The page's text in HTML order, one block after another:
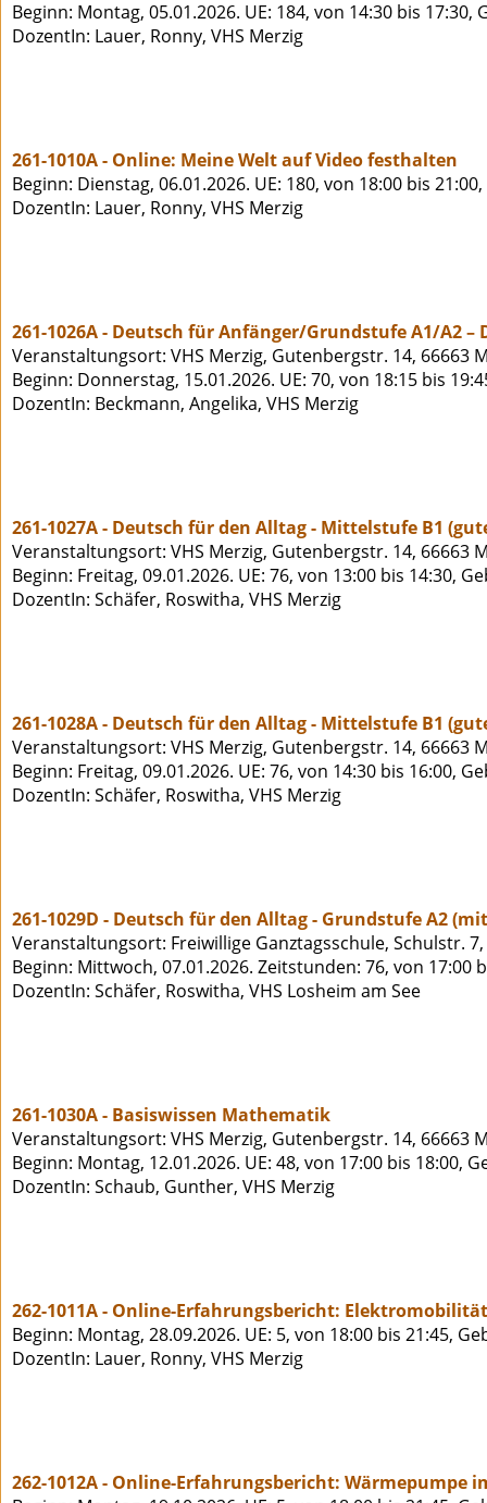
Beginn: Montag, 05.01.2026. UE: 184, von 14:30 bis 17:30,
DozentIn: Lauer, Ronny, VHS Merzig
261-1010A - Online: Meine Welt auf Video festhalten
Beginn: Dienstag, 06.01.2026. UE: 180, von 18:00 bis
DozentIn: Lauer, Ronny, VHS Merzig
261-1026A - Deutsch für Anfänger/Grundstufe A1/A2
Veranstaltungsort: VHS Merzig, Gutenbergstr. 14, 66663
Beginn: Donnerstag, 15.01.2026. UE: 70, von 18:15 bis
DozentIn: Beckmann, Angelika, VHS Merzig
261-1027A - Deutsch für den Alltag - Mittelstufe B1
Veranstaltungsort: VHS Merzig, Gutenbergstr. 14, 66663
Beginn: Freitag, 09.01.2026. UE: 76, von 13:00 bis 14:30,
DozentIn: Schäfer, Roswitha, VHS Merzig
261-1028A - Deutsch für den Alltag - Mittelstufe B1
Veranstaltungsort: VHS Merzig, Gutenbergstr. 14, 66663
Beginn: Freitag, 09.01.2026. UE: 76, von 14:30 bis 16:00,
DozentIn: Schäfer, Roswitha, VHS Merzig
261-1029D - Deutsch für den Alltag - Grundstufe A2
Veranstaltungsort: Freiwillige Ganztagsschule, Schulstr.
Beginn: Mittwoch, 07.01.2026. Zeitstunden: 76, von 17:00
DozentIn: Schäfer, Roswitha, VHS Losheim am See
261-1030A - Basiswissen Mathematik
Veranstaltungsort: VHS Merzig, Gutenbergstr. 14, 66663
Beginn: Montag, 12.01.2026. UE: 48, von 17:00 bis 18:00,
DozentIn: Schaub, Gunther, VHS Merzig
262-1011A - Online-Erfahrungsbericht:
Beginn: Montag, 28.09.2026. UE: 5, von 18:00 bis 21:45,
DozentIn: Lauer, Ronny, VHS Merzig
262-1012A - Online-Erfahrungsbericht: Wärmepumpe